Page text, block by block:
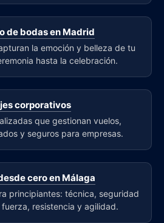
de bodas en Madrid
la emoción y belleza de tu
hasta la celebración.
corporativos
que gestionan vuelos,
y seguros para empresas.
cero en Málaga
principiantes: técnica, seguridad
resistencia y agilidad.